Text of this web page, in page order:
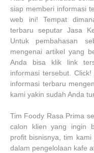
siap memberi informasi
web ini! Tempat
terbaru seputar Jasa
Untuk pembahasan
mengenai artikel yang
Anda bisa klik link
informasi tersebut.
informasi terbaru
kami yakin sudah Anda
Tim Foody Rasa Prima
calon klien yang ingin
profit bisnisnya, tim
dalam pengelolaan kafe